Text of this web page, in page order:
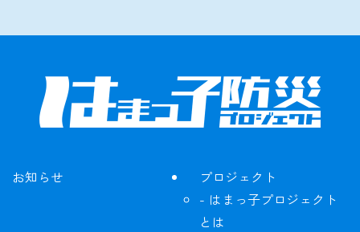
お知らせ
プロジェクト
はまっ子プロジェクト
とは